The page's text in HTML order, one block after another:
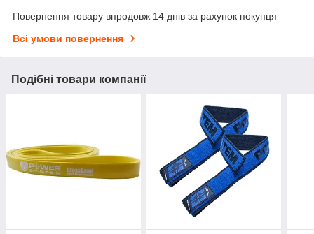
Повернення товару впродовж 14 днів за рахунок покупця
Всі умови повернення
Подібні товари компанії